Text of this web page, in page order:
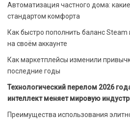
Автоматизация частного дома:
стандартом комфорта
Как быстро пополнить баланс
на своём аккаунте
Как маркетплейсы изменили
последние годы
Технологический перелом 2026
интеллект меняет мировую
Преимущества использования